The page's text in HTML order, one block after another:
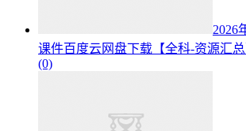
2026
课件百度云网盘下载【全科-资源汇总
(0)